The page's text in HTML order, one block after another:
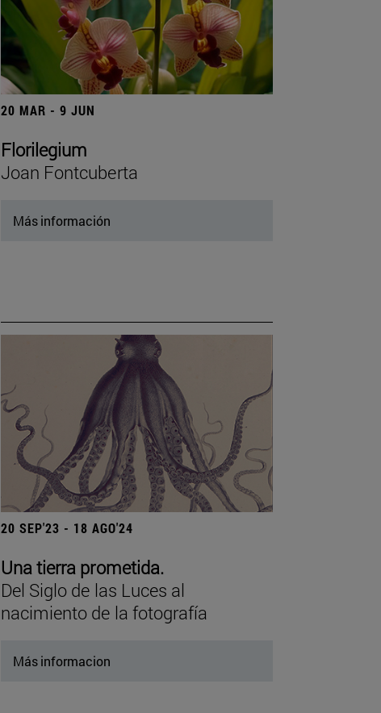
20 MAR - 9 JUN
Florilegium
Joan Fontcuberta
Más información
20 SEP'23 - 18 AGO'24
Una tierra prometida.
Del Siglo de las Luces al
nacimiento de la fotografía
Más informacion